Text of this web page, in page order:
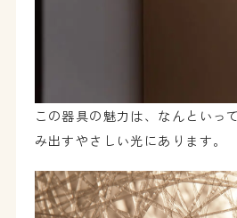
この器具の魅力は、なんといっ
み出すやさしい光にあります。